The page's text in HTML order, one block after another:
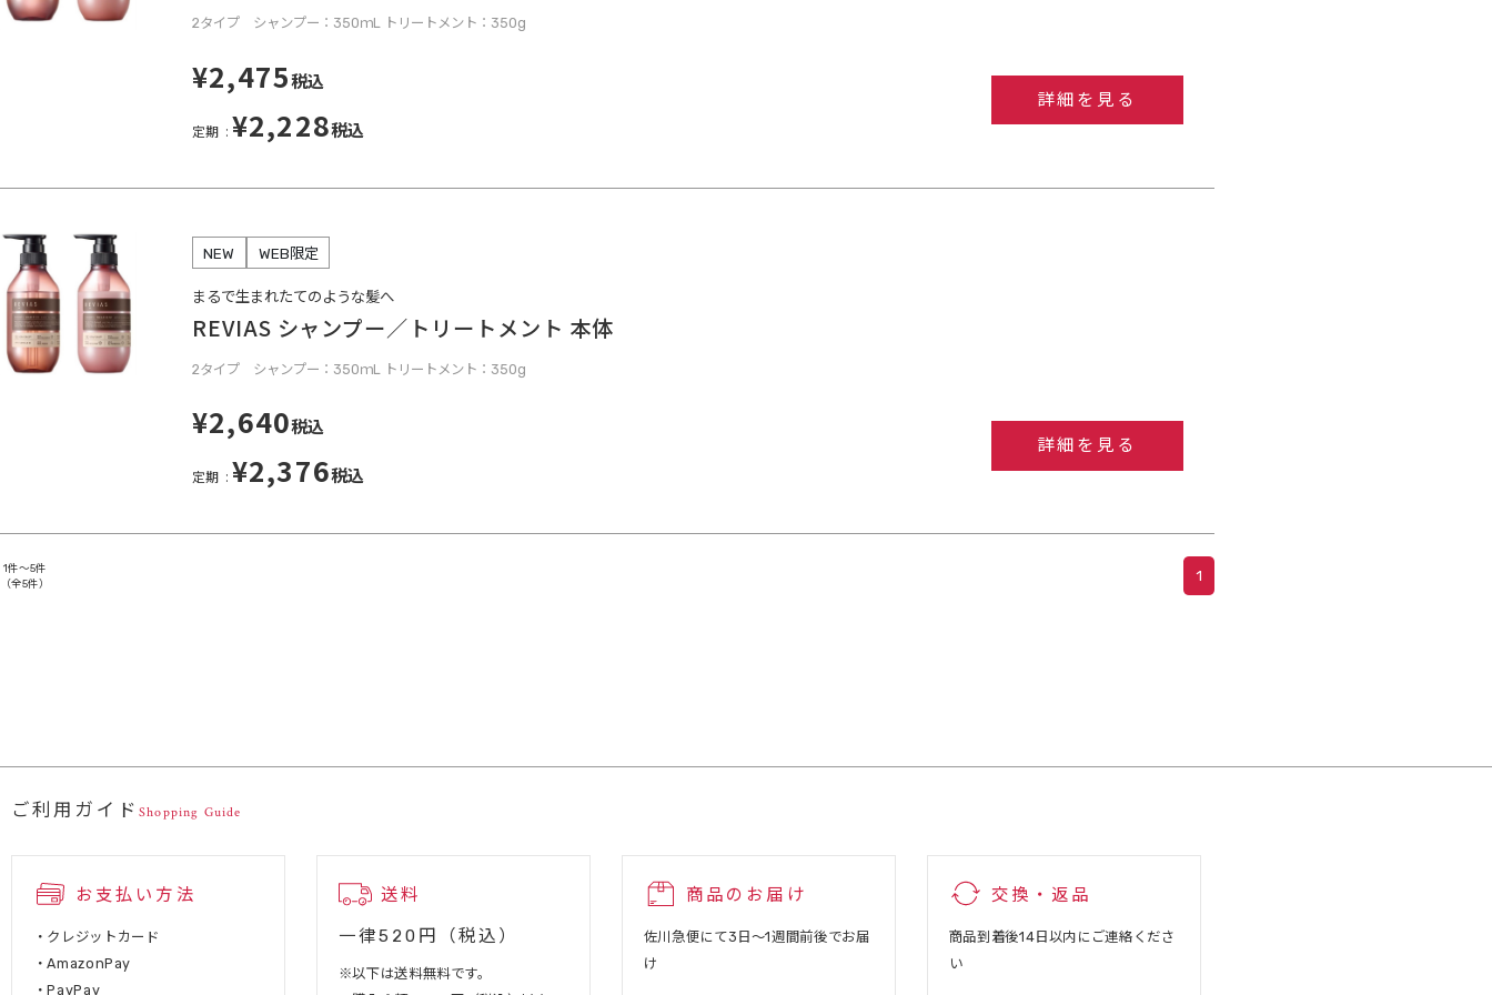
2タイプ シャンプー：350ｍL トリートメント：350g
¥2,475税込
定期 ¥2,228税込
詳細を見る
NEW WEB限定
まるで生まれたてのような髪へ
REVIAS シャンプー／トリートメント 本体
2タイプ シャンプー：350ｍL トリートメント：350g
¥2,640税込
定期 ¥2,376税込
詳細を見る
1件～5件
（全5件）
1
ご利用ガイドShopping Guide
お支払い方法
・クレジットカード
・AmazonPay
・PayPay
送料
一律520円（税込）
※以下は送料無料です。
商品のお届け
佐川急便にて3日～1週間前後でお届
け
交換・返品
商品到着後14日以内にご連絡くださ
い